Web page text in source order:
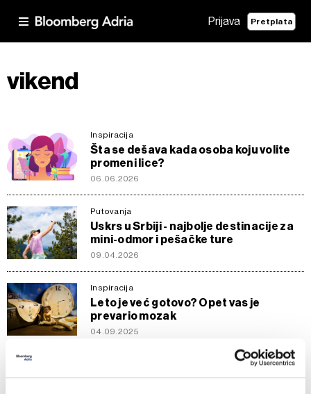
Prijava Pretplata
vikend
Inspiracija
Šta se dešava kada osoba koju volite
promeni lice?
06.06.2026
Putovanja
Uskrs u Srbiji - najbolje destinacije za
mini-odmor i pešačke ture
09.04.2026
Inspiracija
Leto je već gotovo? Opet vas je
prevario mozak
04.09.2025
Pet idealnih destinacija za produženi